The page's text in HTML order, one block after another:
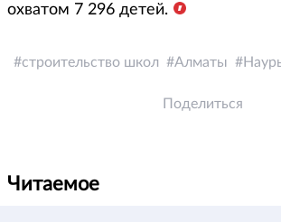
охватом 7 296 детей.
строительство школ Алматы
Поделиться
Читаемое